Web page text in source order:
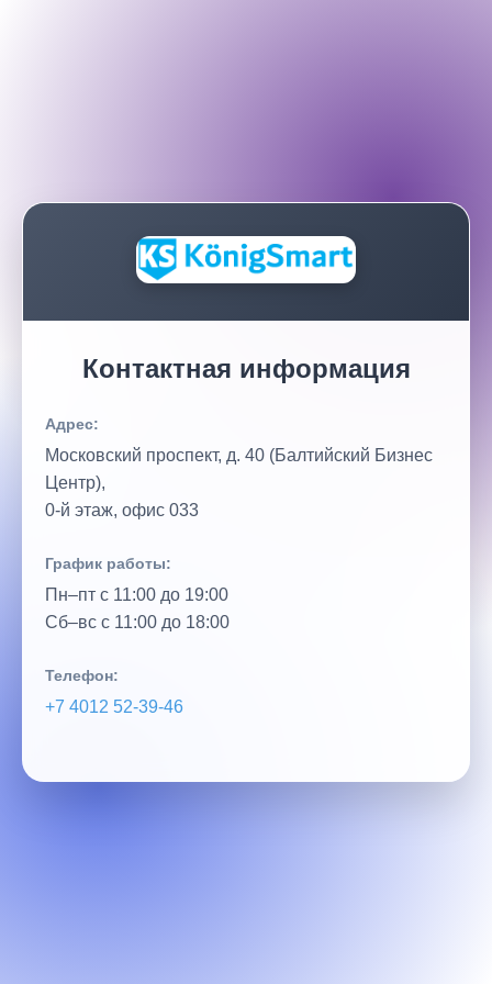
Контактная информация
Адрес:
Московский проспект, д. 40 (Балтийский Бизнес
Центр),
0‑й этаж, офис 033
График работы:
Пн–пт с 11:00 до 19:00
Сб–вс с 11:00 до 18:00
Телефон:
+7 4012 52‑39‑46